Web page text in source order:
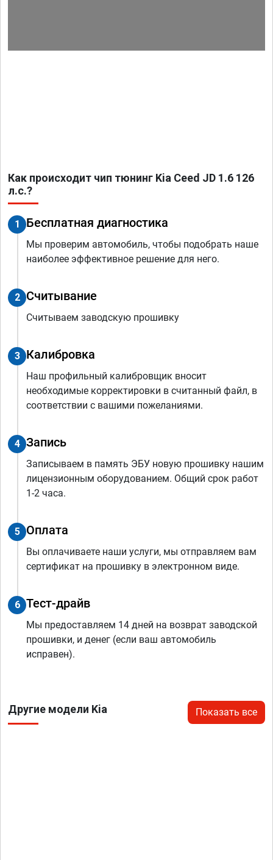
Как происходит чип тюнинг Kia Ceed JD 1.6 126
л.с.?
1 Бесплатная диагностика
Мы проверим автомобиль, чтобы подобрать наше
наиболее эффективное решение для него.
2 Считывание
Считываем заводскую прошивку
3 Калибровка
Наш профильный калибровщик вносит
необходимые корректировки в считанный файл, в
соответствии с вашими пожеланиями.
4 Запись
Записываем в память ЭБУ новую прошивку нашим
лицензионным оборудованием. Общий срок работ
1-2 часа.
5 Оплата
Вы оплачиваете наши услуги, мы отправляем вам
сертификат на прошивку в электронном виде.
6 Тест-драйв
Мы предоставляем 14 дней на возврат заводской
прошивки, и денег (если ваш автомобиль
исправен).
Другие модели Kia Показать все